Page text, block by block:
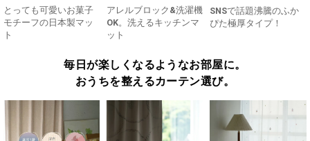
とっても可愛いお菓子
モチーフの日本製マッ
ト
アレルブロック&洗濯機
OK。洗えるキッチンマ
ット
SNSで話題沸騰のふか
ぴた極厚タイプ！
毎日が楽しくなるようなお部屋に。
おうちを整えるカーテン選び。